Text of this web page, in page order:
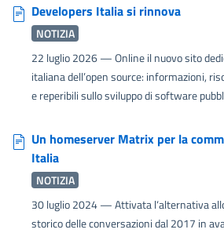
Developers Italia si rinnova
NOTIZIA
22 luglio 2026— Online il nuovo sito
italiana dell’open source: informazioni,
e reperibili sullo sviluppo di software
Un homeserver Matrix per la
Italia
NOTIZIA
30 luglio 2024— Attivata l‘alternativa
storico delle conversazioni dal 2017 in